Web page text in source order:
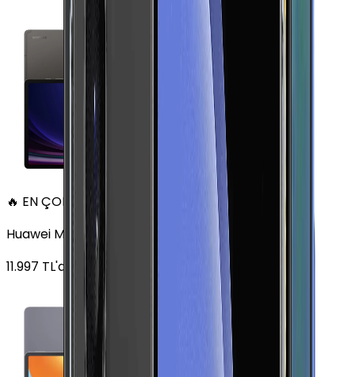
🔥 EN ÇOK SATAN
Huawei MatePad 11.5 128 GB 11.5 inç Wi-Fi Uzay Grisi
11.997 TL'den